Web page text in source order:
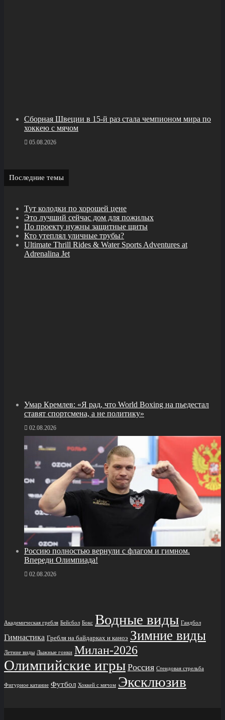
Сборная Швеции в 15‑й раз стала чемпионом мира по
хоккею с мячом
05.08.2026
Последние темы
Тут колодки по хорошей цене
Это лучший сейчас дом для пожилых
По проекту нужны защитные щиты
Кто утеплял уличные трубы?
Ultimate Thrill Rides & Water Sports Adventures at
Adrenalina Jet
Умар Кремлев: «Я рад, что World Boxing на пьедестал
ставят спортсмена, а не политику»
02.08.2026
Россию полностью вернули с флагом и гимном.
Впереди Олимпиада!
02.08.2026
Академическая гребля Бейсбол Бокс Водные виды Гандбол
Гимнастика Гребля на байдарках и каноэ Зимние виды
Летние виды Лыжные гонки Милан-2026
Олимпийские игры Россия Стендовая стрельба
Фигурное катание Футбол Хоккей с мячом Эксклюзив